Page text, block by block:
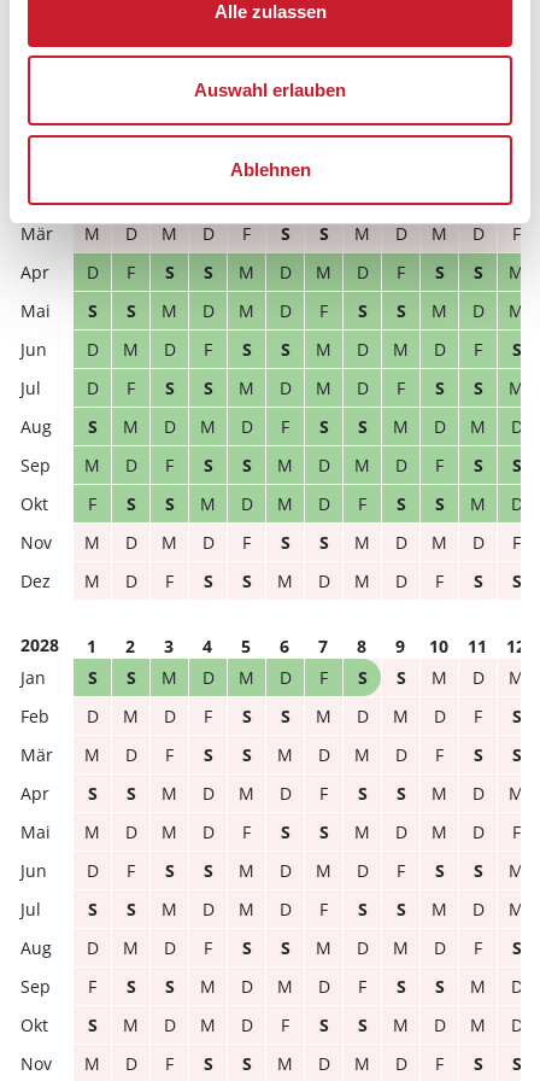
Alle zulassen
Auswahl erlauben
Ablehnen
M D F S
D
M D F S S M D M D F S
2027 1 2 3 4 5 6 7 8 9 10 11
12
M
D M D F S S M D M D
F
D
F S S M D M D F S S
M
S
S M D M D F S S M D
M
D
M D F S S M D M D F
S
D
F S S M D M D F S S
M
S
M D M D F S S M D M
D
M
D F S S M D M D F S
S
F
S S M D M D F S S M
D
M
D M D F S S M D M D
F
M
D F S S M D M D F S S
2028 1 2 3 4 5 6 7 8 9 10 11
12
S
S M D M D F S S M D
M
D
M D F S S M D M D F
S
M
D F S S M D M D F S
S
S
S M D M D F S S M D
M
M
D M D F S S M D M D
F
D
F S S M D M D F S S
M
S
S M D M D F S S M D
M
D
M D F S S M D M D F
S
F
S S M D M D F S S M
D
S
M D M D F S S M D M
D
M
D F S S M D M D F S S